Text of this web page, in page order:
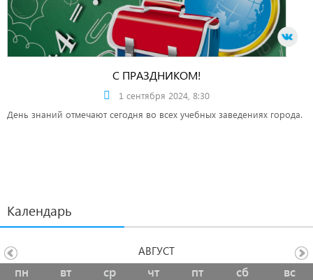
С ПРАЗДНИКОМ!
1 сентября 2024, 8:30
День знаний отмечают сегодня во всех учебных заведениях города.
Календарь
пн вт ср чт пт сб вс
АВГУСТ